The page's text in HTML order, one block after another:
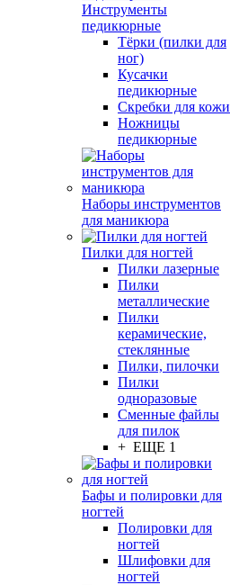
Инструменты
педикюрные
Тёрки (пилки для
ног)
Кусачки
педикюрные
Скребки для кожи
Ножницы
педикюрные
Наборы инструментов
для маникюра
Пилки для ногтей
Пилки лазерные
Пилки
металлические
Пилки
керамические,
стеклянные
Пилки, пилочки
Пилки
одноразовые
Сменные файлы
для пилок
+ ЕЩЕ 1
Бафы и полировки для
ногтей
Полировки для
ногтей
Шлифовки для
ногтей